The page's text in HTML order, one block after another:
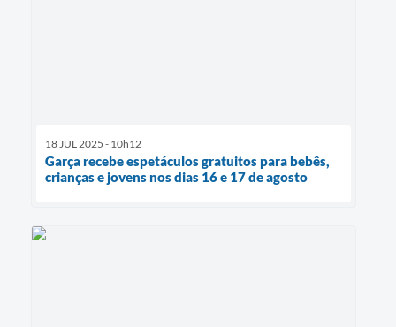
18 JUL 2025 - 10h12
Garça recebe espetáculos gratuitos para bebês,
crianças e jovens nos dias 16 e 17 de agosto